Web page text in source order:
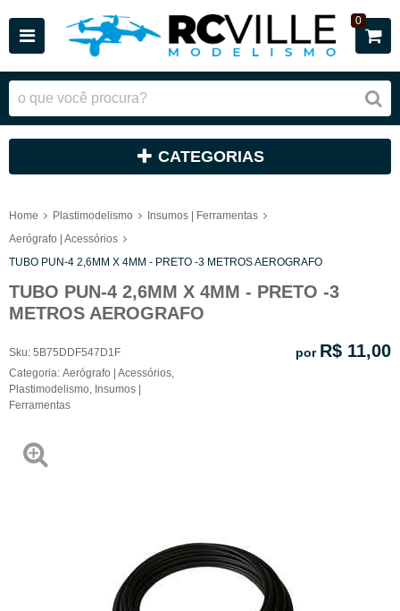
0
CATEGORIAS
Home Plastimodelismo
Insumos | Ferramentas
Aerógrafo | Acessórios
TUBO PUN-4 2,6MM X 4MM - PRETO -3 METROS AEROGRAFO
TUBO PUN-4 2,6MM X 4MM - PRETO -3
METROS AEROGRAFO
Sku: 5B75DDF547D1F
Categoria: Aerógrafo | Acessórios
Plastimodelismo Insumos |
Ferramentas
por R$ 11,00